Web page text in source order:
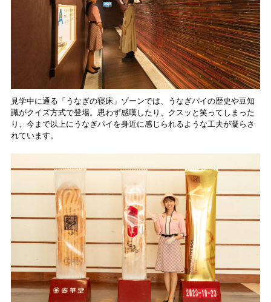
見学中に通る「うなぎの寝床」ゾーンでは、うなぎパイの歴史や豆知
識がクイズ方式で登場。思わず感嘆したり、クスッと笑ってしまった
り、今まで以上にうなぎパイを身近に感じられるような工夫が凝らさ
れています。